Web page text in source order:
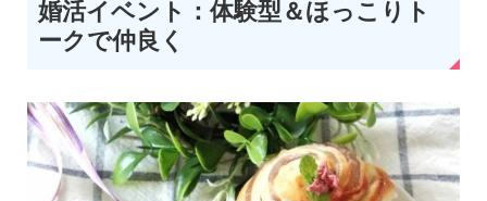
婚活イベント：体験型＆ほっこりト
ークで仲良く